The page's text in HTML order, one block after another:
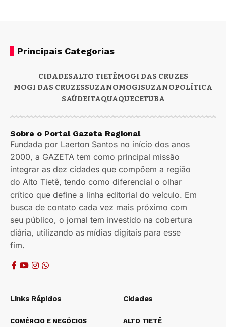
Principais Categorias
CIDADESALTO TIETÊMOGI DAS CRUZES
MOGI DAS CRUZESSUZANOMOGISUZANOPOLÍTICA
SAÚDEITAQUAQUECETUBA
Sobre o Portal Gazeta Regional
Fundada por Laerton Santos no início dos anos
2000, a GAZETA tem como principal missão
integrar as dez cidades que compõem a região
do Alto Tietê, tendo como diferencial o olhar
crítico que define a linha editorial do veículo. Em
busca de contato cada vez mais próximo com
seu público, o jornal tem investido na cobertura
diária, utilizando as mídias digitais para esse
fim.
Links Rápidos
COMÉRCIO E NEGÓCIOS
Cidades
ALTO TIETÊ